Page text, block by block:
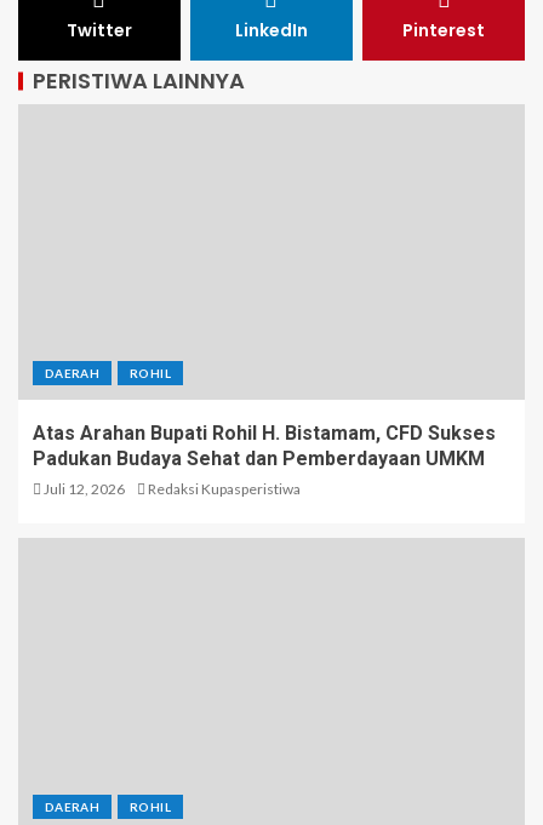
Twitter LinkedIn Pinterest
PERISTIWA LAINNYA
DAERAH ROHIL
Atas Arahan Bupati Rohil H. Bistamam, CFD Sukses
Padukan Budaya Sehat dan Pemberdayaan UMKM
Juli 12, 2026 Redaksi Kupasperistiwa
DAERAH ROHIL